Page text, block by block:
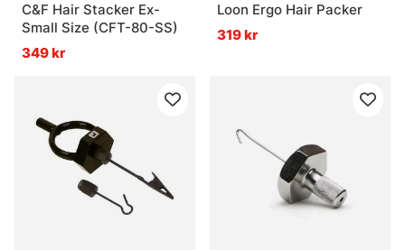
C&F Hair Stacker Ex-
Small Size (CFT-80-SS)
349 kr
Loon Ergo Hair Packer
319 kr